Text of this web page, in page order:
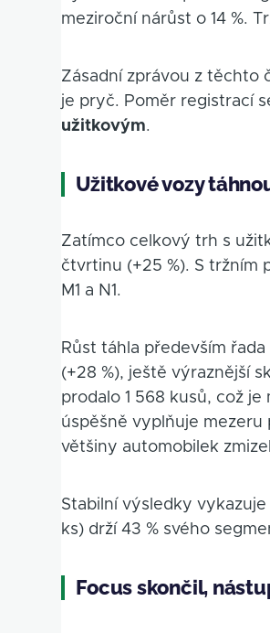
meziroční nárůst o 14 %.
Zásadní zprávou z těchto
je pryč. Poměr registrací
užitkovým.
Užitkové vozy
Zatímco celkový trh s
čtvrtinu (+25 %). S tržním
M1 a N1.
Růst táhla především řada
(+28 %), ještě výraznější
prodalo 1 568 kusů, což
úspěšně vyplňuje
většiny automobilek
Stabilní výsledky
ks) drží 43 % svého
Focus skončil,